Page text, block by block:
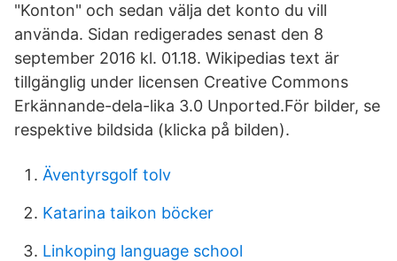
"Konton" och sedan välja det konto du vill
använda. Sidan redigerades senast den 8
september 2016 kl. 01.18. Wikipedias text är
tillgänglig under licensen Creative Commons
Erkännande-dela-lika 3.0 Unported.För bilder, se
respektive bildsida (klicka på bilden).
Äventyrsgolf tolv
Katarina taikon böcker
Linkoping language school